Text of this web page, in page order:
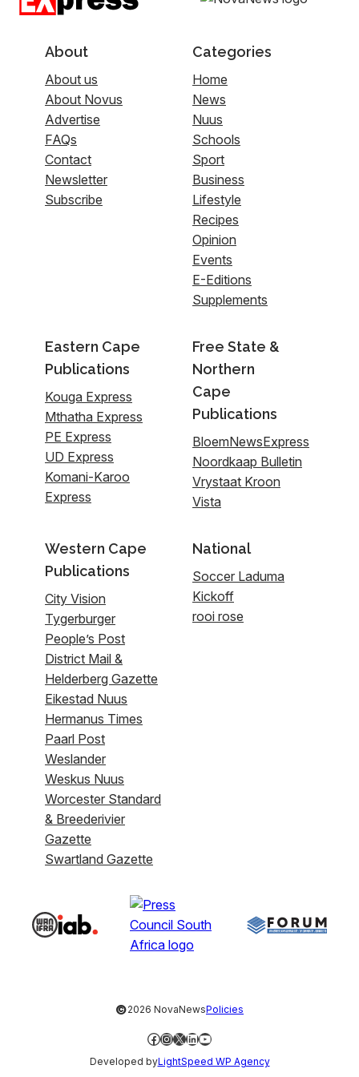
About
About us
About Novus
Advertise
FAQs
Contact
Newsletter
Subscribe
Categories
Home
News
Nuus
Schools
Sport
Business
Lifestyle
Recipes
Opinion
Events
E-Editions
Supplements
Eastern Cape
Publications
Kouga Express
Mthatha Express
PE Express
UD Express
Komani-Karoo
Express
Free State &
Northern
Cape
Publications
BloemNewsExpress
Noordkaap Bulletin
Vrystaat Kroon
Vista
Western Cape
Publications
City Vision
Tygerburger
People’s Post
District Mail &
Helderberg Gazette
Eikestad Nuus
Hermanus Times
Paarl Post
Weslander
Weskus Nuus
Worcester Standard
& Breederivier
Gazette
Swartland Gazette
National
Soccer Laduma
Kickoff
rooi rose
©2026 NovaNewsPolicies
Facebook
Instagram
X LinkedIn
YouTube
Developed byLightSpeed WP Agency